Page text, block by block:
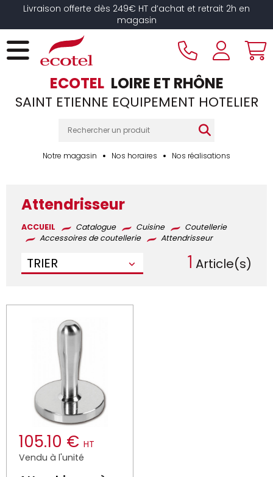
Livraison offerte dès 249€ HT d’achat et retrait 2h en
magasin
ECOTEL LOIRE ET RHÔNE
SAINT ETIENNE EQUIPEMENT HOTELIER
Notre magasin Nos horaires Nos réalisations
Attendrisseur
ACCUEIL Catalogue Cuisine
Coutellerie
Accessoires de coutellerie
Attendrisseur
TRIER 1 Article(s)
105.10 € HT
Vendu à l'unité
Panneau de gestion des cookies